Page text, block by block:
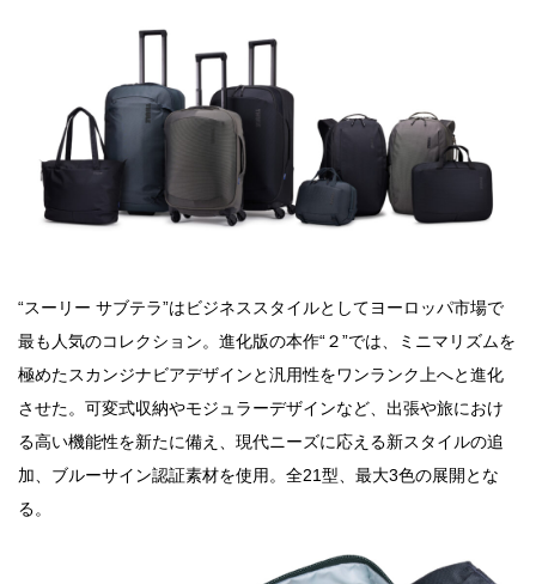
“スーリー サブテラ”はビジネススタイルとしてヨーロッパ市場で
最も人気のコレクション。進化版の本作“２”では、ミニマリズムを
極めたスカンジナビアデザインと汎⽤性をワンランク上へと進化
させた。可変式収納やモジュラーデザインなど、出張や旅におけ
る⾼い機能性を新たに備え、現代ニーズに応える新スタイルの追
加、ブルーサイン認証素材を使⽤。全21型、最⼤3⾊の展開とな
る。